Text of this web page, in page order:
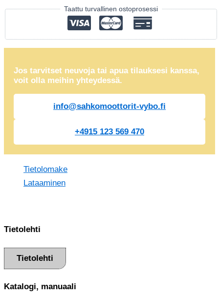
Taattu turvallinen ostoprosessi
Jos tarvitset neuvoja tai apua tilauksesi kanssa,
voit olla meihin yhteydessä.
info@sahkomoottorit-vybo.fi
+4915 123 569 470
Tietolomake
Lataaminen
Tietolehti
Tietolehti
Katalogi, manuaali